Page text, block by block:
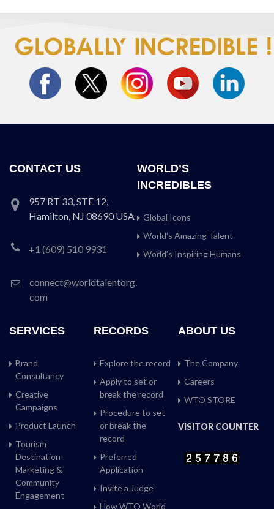
CONTACT US
957 RT 33, STE 12,
Hamilton, NJ 08690 USA
+1 (609) 510 9931
connect@worldtalentorg.
com
WORLD’S
INCREDIBLES
Global Icons
World’s Amazing Talent
World’s Inspiring Humans
SERVICES
Brand
Consultancy
Creative
Campaigns
Product Launch
Tourism
Destination
Marketing &
Community
Engagement
RECORDS
Explore the record
Apply to set or
break the record
Procedure to set
or break the
record
Preferred
Application
Invite a Judge
How WTO World
ABOUT US
The Company
Careers
WTO STORE
VISITOR COUNTER